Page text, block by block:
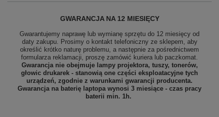
GWARANCJA NA 12 MIESIĘCY
Gwarantujemy naprawę lub wymianę sprzętu do 12 miesięcy od
daty zakupu. Prosimy o kontakt telefoniczny ze sklepem, aby
określić krótko naturę problemu, a następnie za pośrednictwem
formularza reklamacji, proszę zamówić kuriera lub paczkomat.
Gwarancja nie obejmuje lampy projektora, tuszy, tonerów,
głowic drukarek - stanowią one części eksploatacyjne tych
urządzeń, zgodnie z warunkami gwarancji producenta.
Gwarancja na baterię laptopa wynosi 3 miesiące - czas pracy
baterii min. 1h.